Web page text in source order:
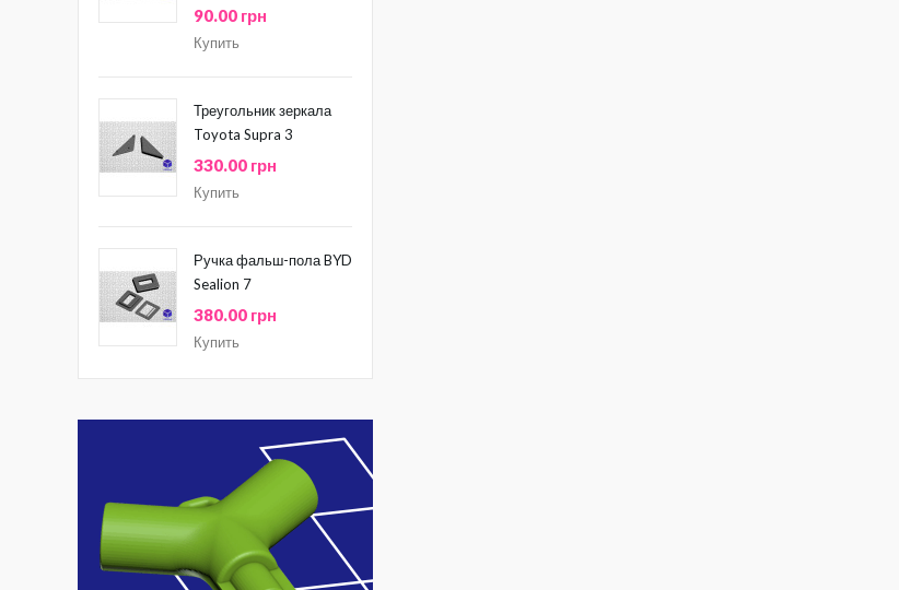
90.00 грн
Купить
Треугольник зеркала
Toyota Supra 3
330.00 грн
Купить
Ручка фальш-пола BYD
Sealion 7
380.00 грн
Купить